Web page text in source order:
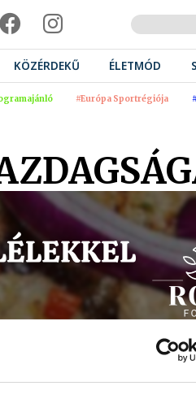
KÖZÉRDEKŰ ÉLETMÓD
#Európa Sportrégiója